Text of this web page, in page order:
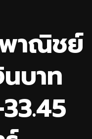
พาณิชย์
นบาท